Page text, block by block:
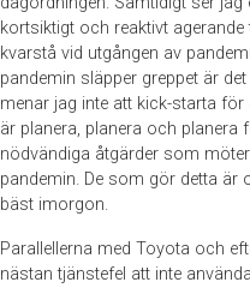
kortsiktigt och reaktivt
kvarstå vid utgången av
pandemin släpper greppet är
menar jag inte att kick-starta
är planera, planera och
nödvändiga åtgärder som
pandemin. De som gör detta
bäst imorgon.
Parallellerna med Toyota och
nästan tjänstefel att inte